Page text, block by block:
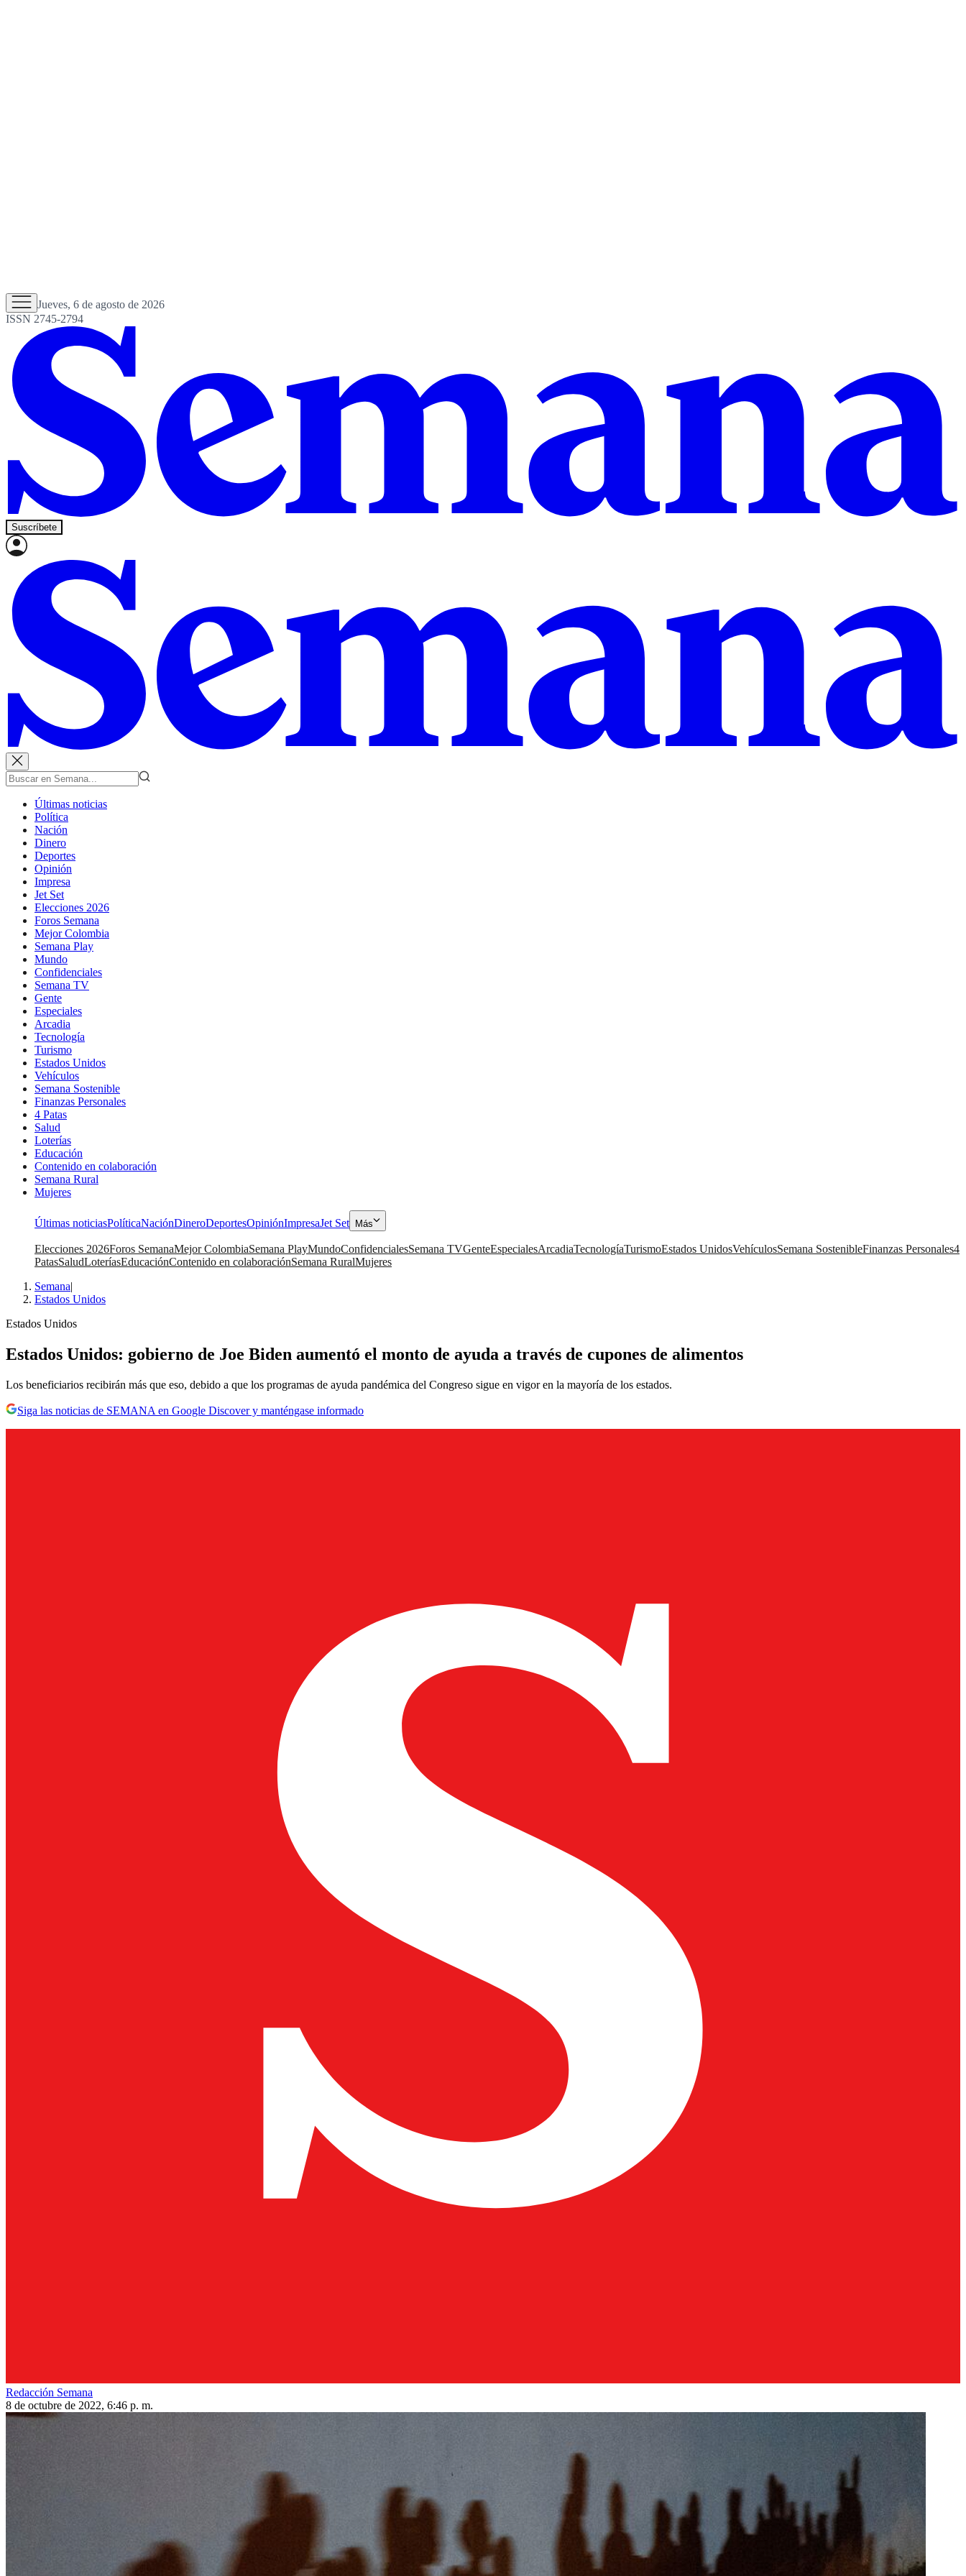
Jueves, 6 de agosto de 2026
ISSN 2745-2794
Suscríbete
Últimas noticias
Política
Nación
Dinero
Deportes
Opinión
Impresa
Jet Set
Elecciones 2026
Foros Semana
Mejor Colombia
Semana Play
Mundo
Confidenciales
Semana TV
Gente
Especiales
Arcadia
Tecnología
Turismo
Estados Unidos
Vehículos
Semana Sostenible
Finanzas Personales
4 Patas
Salud
Loterías
Educación
Contenido en colaboración
Semana Rural
Mujeres
Últimas noticiasPolíticaNaciónDineroDeportesOpiniónImpresaJet Set Más
Elecciones 2026Foros SemanaMejor ColombiaSemana PlayMundoConfidencialesSemana TVGenteEspecialesArcadiaTecnologíaTurismoEstados UnidosVehículosSemana SostenibleFinanzas Personales4
PatasSaludLoteríasEducaciónContenido en colaboraciónSemana RuralMujeres
Semana|
Estados Unidos
Estados Unidos
Estados Unidos: gobierno de Joe Biden aumentó el monto de ayuda a través de cupones de alimentos
Los beneficiarios recibirán más que eso, debido a que los programas de ayuda pandémica del Congreso sigue en vigor en la mayoría de los estados.
Siga las noticias de SEMANA en Google Discover y manténgase informado
Redacción Semana
8 de octubre de 2022, 6:46 p. m.